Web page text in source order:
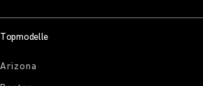
Topmodelle
Arizona